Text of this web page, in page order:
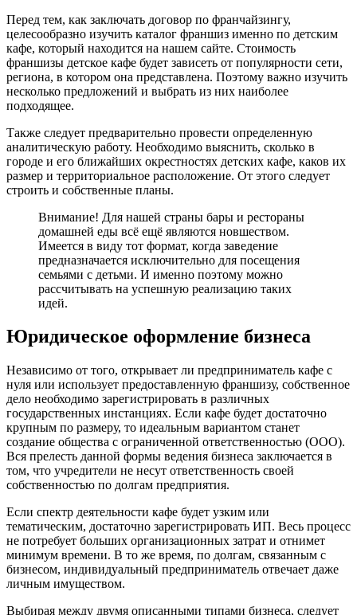
Перед тем, как заключать договор по франчайзингу,
целесообразно изучить каталог франшиз именно по детским
кафе, который находится на нашем сайте. Стоимость
франшизы детское кафе будет зависеть от популярности сети,
региона, в котором она представлена. Поэтому важно изучить
несколько предложений и выбрать из них наиболее
подходящее.
Также следует предварительно провести определенную
аналитическую работу. Необходимо выяснить, сколько в
городе и его ближайших окрестностях детских кафе, каков их
размер и территориальное расположение. От этого следует
строить и собственные планы.
Внимание! Для нашей страны бары и рестораны
домашней еды всё ещё являются новшеством.
Имеется в виду тот формат, когда заведение
предназначается исключительно для посещения
семьями с детьми. И именно поэтому можно
рассчитывать на успешную реализацию таких
идей.
Юридическое оформление бизнеса
Независимо от того, открывает ли предприниматель кафе с
нуля или использует предоставленную франшизу, собственное
дело необходимо зарегистрировать в различных
государственных инстанциях. Если кафе будет достаточно
крупным по размеру, то идеальным вариантом станет
создание общества с ограниченной ответственностью (ООО).
Вся прелесть данной формы ведения бизнеса заключается в
том, что учредители не несут ответственность своей
собственностью по долгам предприятия.
Если спектр деятельности кафе будет узким или
тематическим, достаточно зарегистрировать ИП. Весь процесс
не потребует больших организационных затрат и отнимет
минимум времени. В то же время, по долгам, связанным с
бизнесом, индивидуальный предприниматель отвечает даже
личным имуществом.
Выбирая между двумя описанными типами бизнеса, следует